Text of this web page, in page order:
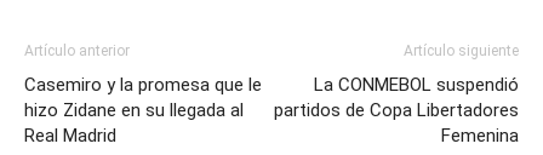
Artículo anterior
Casemiro y la promesa que le
hizo Zidane en su llegada al
Real Madrid
Artículo siguiente
La CONMEBOL suspendió
partidos de Copa Libertadores
Femenina